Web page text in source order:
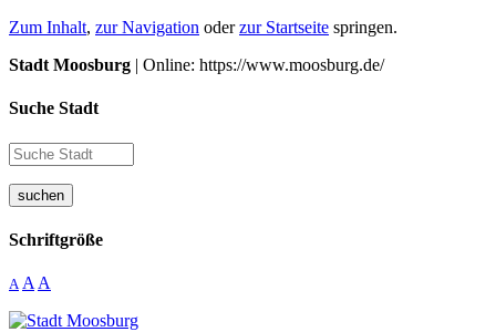
Zum Inhalt, zur Navigation oderzur Startseite springen.
Stadt Moosburg | Online: https://www.moosburg.de/
Suche Stadt
suchen
Schriftgröße
A A A